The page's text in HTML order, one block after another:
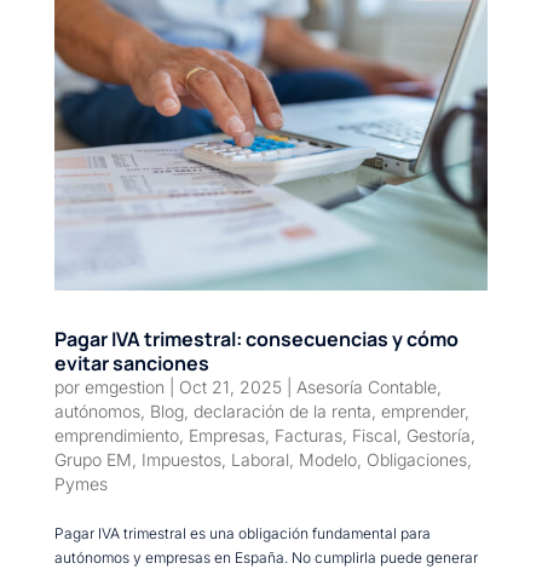
Pagar IVA trimestral: consecuencias y cómo
evitar sanciones
por emgestion Oct 21, 2025| Asesoría Contable,
autónomos, Blog, declaración de la renta, emprender,
emprendimiento, Empresas, Facturas, Fiscal, Gestoría,
Grupo EM, Impuestos, Laboral, Modelo, Obligaciones,
Pymes
Pagar IVA trimestral es una obligación fundamental para
autónomos y empresas en España. No cumplirla puede generar